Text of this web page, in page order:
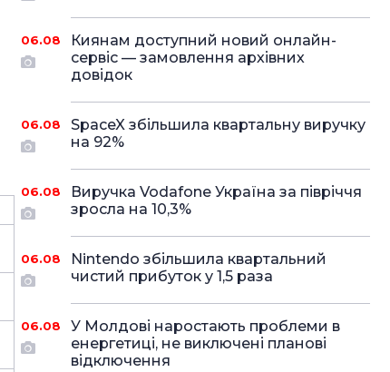
06.08
Киянам доступний новий онлайн-
сервіс — замовлення архівних
довідок
06.08
SpaceX збільшила квартальну виручку
на 92%
06.08
Виручка Vodafone Україна за півріччя
зросла на 10,3%
06.08
Nintendo збільшила квартальний
чистий прибуток у 1,5 раза
06.08
У Молдові наростають проблеми в
енергетиці, не виключені планові
відключення